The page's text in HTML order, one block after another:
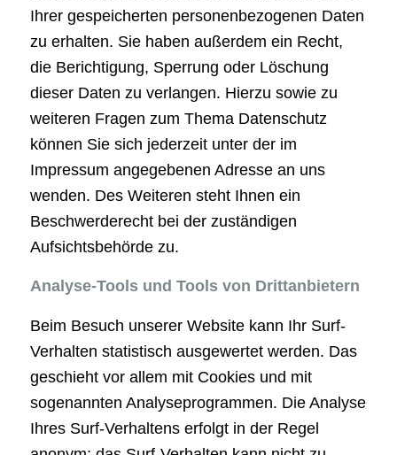
Ihrer gespeicherten personenbezogenen Daten
zu erhalten. Sie haben außerdem ein Recht,
die Berichtigung, Sperrung oder Löschung
dieser Daten zu verlangen. Hierzu sowie zu
weiteren Fragen zum Thema Datenschutz
können Sie sich jederzeit unter der im
Impressum angegebenen Adresse an uns
wenden. Des Weiteren steht Ihnen ein
Beschwerderecht bei der zuständigen
Aufsichtsbehörde zu.
Analyse-Tools und Tools von Drittanbietern
Beim Besuch unserer Website kann Ihr Surf-
Verhalten statistisch ausgewertet werden. Das
geschieht vor allem mit Cookies und mit
sogenannten Analyseprogrammen. Die Analyse
Ihres Surf-Verhaltens erfolgt in der Regel